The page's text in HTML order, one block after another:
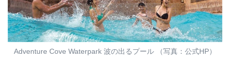
Adventure Cove Waterpark 波の出るプール （写真：公式HP）